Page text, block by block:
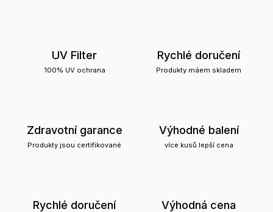
UV Filter
100% UV ochrana
Rychlé doručení
Produkty máem skladem
Zdravotní garance
Produkty jsou certifikované
Výhodné balení
více kusů lepší cena
Rychlé doručení Výhodná cena